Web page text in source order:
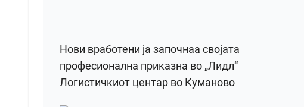
Нови вработени ја започнаа својата
професионална приказна во „Лидл“
Логистичкиот центар во Куманово